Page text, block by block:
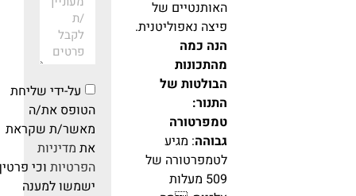
האותנטיים של
פיצה נאפוליטנית.
הנה כמה
מהתכונות
הבולטות של
התנור:
טמפרטורה
גבוהה: מגיע
לטמפרטורה של
509 מעלות
על-ידי שליחת
הטופס את/ה
מאשר/ת שקראת
אתמדיניות
הפרטיותוכי פרטיך
ישמשו למענה